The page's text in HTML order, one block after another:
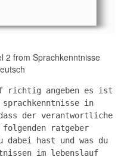
2 from Sprachkenntnisse
richtig angeben es ist
in
der verantwortliche
ratgeber
dabei hast und was du
im lebenslauf